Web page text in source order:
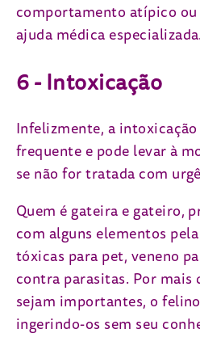
comportamento atípico ou
ajuda médica especializada.
6 - Intoxicação
Infelizmente, a
frequente e pode levar à
se não for tratada com
Quem é gateira e gateiro,
com alguns elementos
tóxicas para pet, veneno
contra parasitas. Por mais
sejam importantes, o
ingerindo-os sem seu